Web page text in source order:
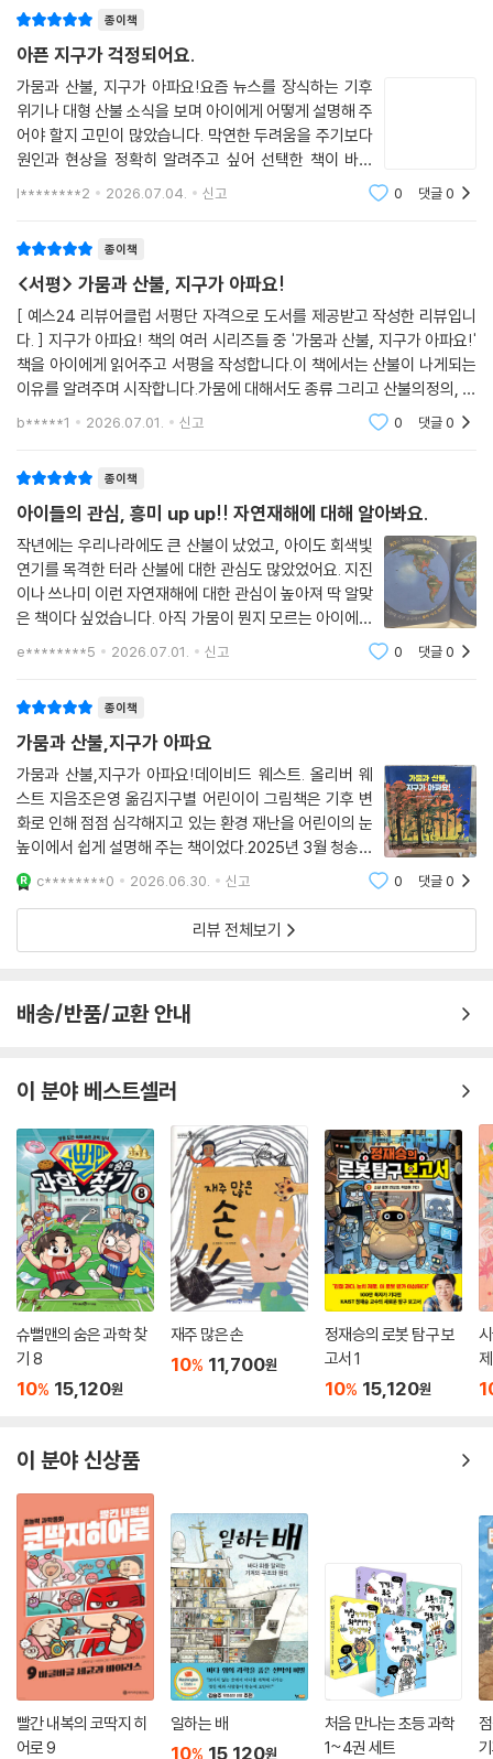
종이책
아픈 지구가 걱정되어요.
가뭄과 산불, 지구가 아파요!요즘 뉴스를 장식하는 기후
위기나 대형 산불 소식을 보며 아이에게 어떻게 설명해 주
어야 할지 고민이 많았습니다. 막연한 두려움을 주기보다
원인과 현상을 정확히 알려주고 싶어 선택한 책이 바로
《가뭄과 산불, 지구가 아파요!》입니다.책은 지구와 물의
l********2 2026.07.04. 신고 0 댓글0
종이책
<서평> 가뭄과 산불, 지구가 아파요!
[ 예스24 리뷰어클럽 서평단 자격으로 도서를 제공받고 작성한 리뷰입니
다. ] 지구가 아파요! 책의 여러 시리즈들 중 '가뭄과 산불, 지구가 아파요!'
책을 아이에게 읽어주고 서평을 작성합니다.이 책에서는 산불이 나게되는
이유를 알려주며 시작합니다.가뭄에 대해서도 종류 그리고 산불의정의, 산
불이났을때 안전하게 대피하는방법에 대해서 아이의 눈높이에서 쉽게 알
b*****1 2026.07.01. 신고 0 댓글0
종이책
아이들의 관심, 흥미 up up!! 자연재해에 대해 알아봐요.
작년에는 우리나라에도 큰 산불이 났었고, 아이도 회색빛
연기를 목격한 터라 산불에 대한 관심도 많았었어요. 지진
이나 쓰나미 이런 자연재해에 대한 관심이 높아져 딱 알맞
은 책이다 싶었습니다. 아직 가뭄이 뭔지 모르는 아이에게
쉬운방법으로 그림과 함께 설명이 되어있어 아이에게 쉽
e********5 2026.07.01. 신고 0 댓글0
종이책
가뭄과 산불,지구가 아파요
가뭄과 산불,지구가 아파요!데이비드 웨스트. 올리버 웨
스트 지음조은영 옮김지구별 어린이이 그림책은 기후 변
화로 인해 점점 심각해지고 있는 환경 재난을 어린이의 눈
높이에서 쉽게 설명해 주는 책이었다.2025년 3월 청송에
큰 산불이 났고,어머님 댁이 전부 타버렸다.삶의 터전이
한순간에 사라졌다는 사실이 너무 충격적이었다.다행히
사람은 모두 무사해서 정말 감사했다.그래서 이
c********0 2026.06.30. 신고 0 댓글0
리뷰 전체보기
배송/반품/교환 안내
이 분야 베스트셀러
슈뻘맨의 숨은 과학 찾
기 8
10% 15,120원
재주 많은 손
10% 11,700원
정재승의 로봇 탐구 보
고서 1
10% 15,120원
이 분야 신상품
빨간 내복의 코딱지 히
어로 9
일하는 배
10% 15,120원
처음 만나는 초등 과학
1~4권 세트